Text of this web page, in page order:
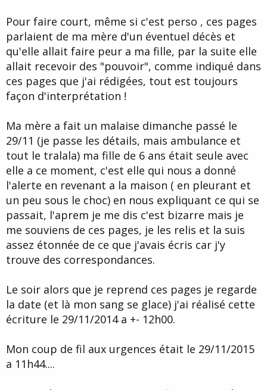
Pour faire court, même si c'est perso , ces pages
parlaient de ma mère d'un éventuel décès et
qu'elle allait faire peur a ma fille, par la suite elle
allait recevoir des "pouvoir", comme indiqué dans
ces pages que j'ai rédigées, tout est toujours
façon d'interprétation !
Ma mère a fait un malaise dimanche passé le
29/11 (je passe les détails, mais ambulance et
tout le tralala) ma fille de 6 ans était seule avec
elle a ce moment, c'est elle qui nous a donné
l'alerte en revenant a la maison ( en pleurant et
un peu sous le choc) en nous expliquant ce qui se
passait, l'aprem je me dis c'est bizarre mais je
me souviens de ces pages, je les relis et la suis
assez étonnée de ce que j'avais écris car j'y
trouve des correspondances.
Le soir alors que je reprend ces pages je regarde
la date (et là mon sang se glace) j'ai réalisé cette
écriture le 29/11/2014 a +- 12h00.
Mon coup de fil aux urgences était le 29/11/2015
a 11h44....